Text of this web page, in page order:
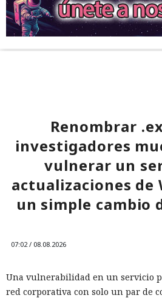
Renombrar
investigadores
vulnerar un
actualizaciones de
un simple cambio
07:02 / 08.08.2026
Una vulnerabilidad en un servicio
red corporativa con solo un par de